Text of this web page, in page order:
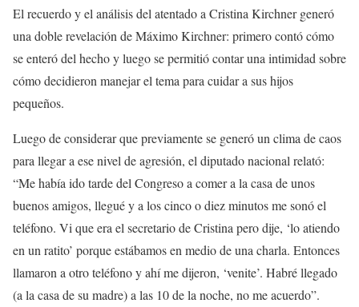
El recuerdo y el análisis del atentado a Cristina Kirchner generó
una doble revelación de Máximo Kirchner: primero contó cómo
se enteró del hecho y luego se permitió contar una intimidad sobre
cómo decidieron manejar el tema para cuidar a sus hijos
pequeños.
Luego de considerar que previamente se generó un clima de caos
para llegar a ese nivel de agresión, el diputado nacional relató:
“Me había ido tarde del Congreso a comer a la casa de unos
buenos amigos, llegué y a los cinco o diez minutos me sonó el
teléfono. Vi que era el secretario de Cristina pero dije, ‘lo atiendo
en un ratito’ porque estábamos en medio de una charla. Entonces
llamaron a otro teléfono y ahí me dijeron, ‘venite’. Habré llegado
(a la casa de su madre) a las 10 de la noche, no me acuerdo”.